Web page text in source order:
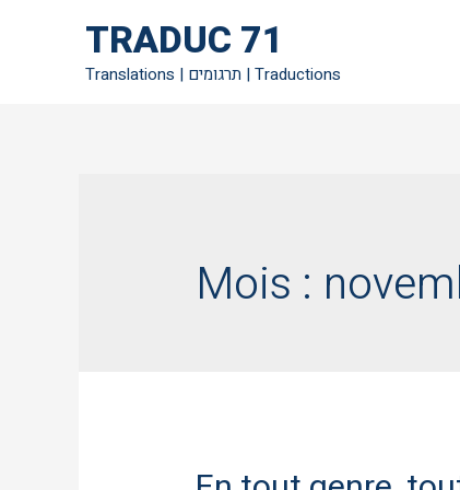
TRADUC 71
Translations | תרגומים | Traductions
Mois :